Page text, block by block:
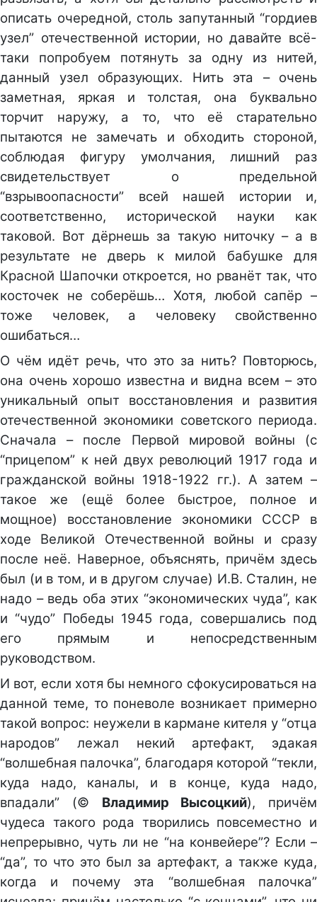
описать очередной, столь запутанный “гордиев
узел” отечественной истории, но давайте всё-
таки попробуем потянуть за одну из нитей,
данный узел образующих. Нить эта – очень
заметная, яркая и толстая, она буквально
торчит наружу, а то, что её старательно
пытаются не замечать и обходить стороной,
соблюдая фигуру умолчания, лишний раз
свидетельствует о предельной
“взрывоопасности” всей нашей истории и,
соответственно, исторической науки как
таковой. Вот дёрнешь за такую ниточку – а в
результате не дверь к милой бабушке для
Красной Шапочки откроется, но рванёт так, что
косточек не соберёшь… Хотя, любой сапёр –
тоже человек, а человеку свойственно
ошибаться…
О чём идёт речь, что это за нить? Повторюсь,
она очень хорошо известна и видна всем – это
уникальный опыт восстановления и развития
отечественной экономики советского периода.
Сначала – после Первой мировой войны (с
“прицепом” к ней двух революций 1917 года и
гражданской войны 1918-1922 гг.). А затем –
такое же (ещё более быстрое, полное и
мощное) восстановление экономики СССР в
ходе Великой Отечественной войны и сразу
после неё. Наверное, объяснять, причём здесь
был (и в том, и в другом случае) И.В. Сталин, не
надо – ведь оба этих “экономических чуда”, как
и “чудо” Победы 1945 года, совершались под
его прямым и непосредственным
руководством.
И вот, если хотя бы немного сфокусироваться на
данной теме, то поневоле возникает примерно
такой вопрос: неужели в кармане кителя у “отца
народов” лежал некий артефакт, эдакая
“волшебная палочка”, благодаря которой “текли,
куда надо, каналы, и в конце, куда надо,
впадали” (© Владимир Высоцкий), причём
чудеса такого рода творились повсеместно и
непрерывно, чуть ли не “на конвейере”? Если –
“да”, то что это был за артефакт, а также куда,
когда и почему эта “волшебная палочка”